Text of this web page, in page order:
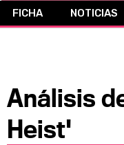
FICHA NOTICIAS
Análisis
Heist'